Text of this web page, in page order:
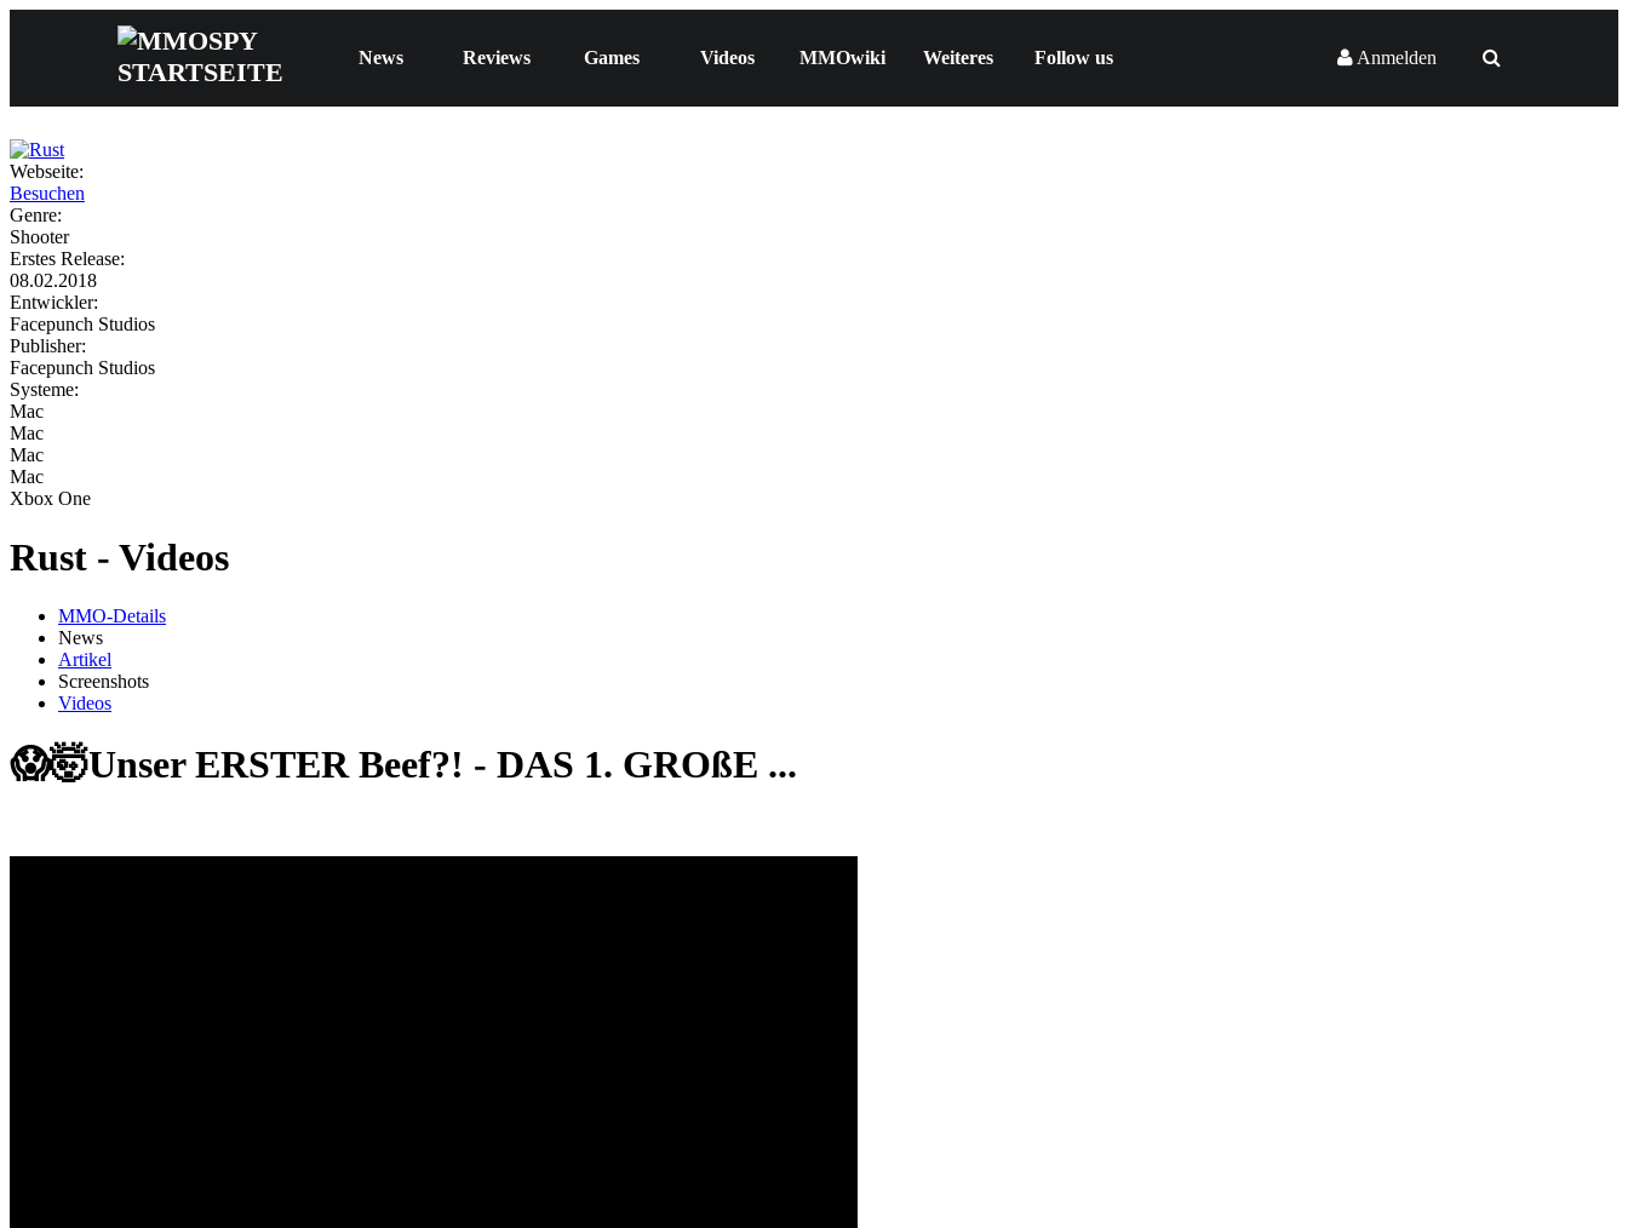
News Reviews Games Videos MMOwiki Weiteres Follow us Anmelden
Webseite:
Besuchen
Genre:
Shooter
Erstes Release:
08.02.2018
Entwickler:
Facepunch Studios
Publisher:
Facepunch Studios
Systeme:
Mac
Mac
Mac
Mac
Xbox One
Rust - Videos
MMO-Details
News
Artikel
Screenshots
Videos
😱🤯Unser ERSTER Beef?! - DAS 1. GROßE ...